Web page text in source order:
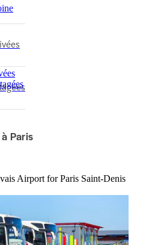
Paris
Airport for Paris Saint-Denis